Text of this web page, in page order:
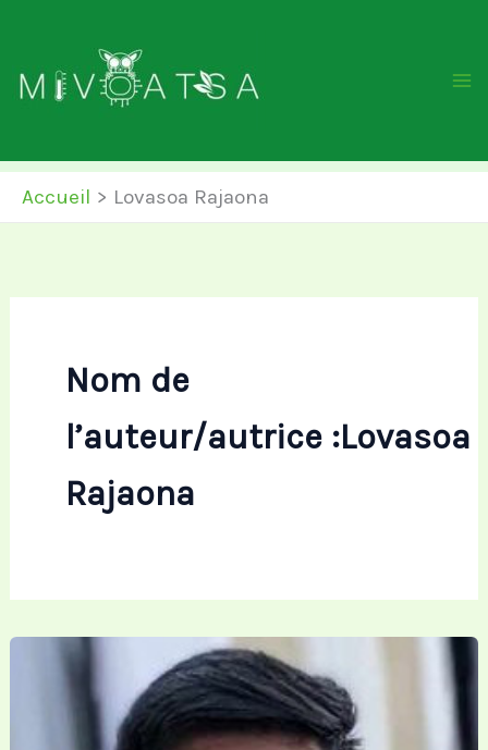
contenu
Accueil Lovasoa Rajaona
Nom de
l’auteur/autrice :Lovasoa
Rajaona